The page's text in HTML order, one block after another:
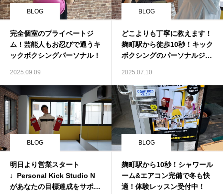
BLOG
完全個室のプライベートジ
ム！芸能人もお忍びで通うキ
ックボクシングパーソナル！
2025.09.09
BLOG
どこよりも丁寧に教えます！
麹町駅から徒歩10秒！キック
ボクシングのパーソナルジ
2025.07.10
BLOG
明日より営業スタート
♩Personal Kick Studio N
があなたの目標達成をサポー
BLOG
麹町駅から10秒！シャワール
ーム&エアコン完備で冬も快
適！体験レッスン受付中！